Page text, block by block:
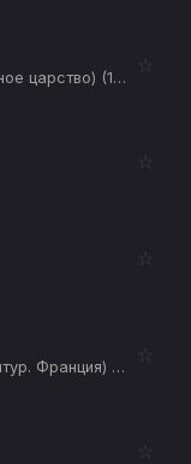
Дикая природа Сингапура (Лесное царство) (12+)
☆
☆
☆
Природные парки (Парк Меркантур. Франция) (12+)
☆
☆